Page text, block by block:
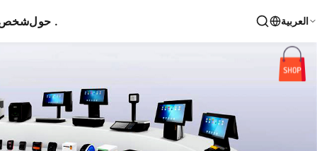
شخص حول . العربية